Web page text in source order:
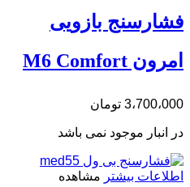
فشارسنج بازویی
امرون M6 Comfort
3،700،000 تومان
در انبار موجود نمی باشد
اطلاعات بیشتر مشاهده